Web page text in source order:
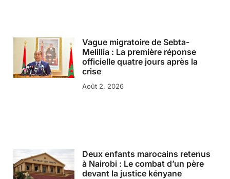
Vague migratoire de Sebta-
Melillia : La première réponse
officielle quatre jours après la
crise
Août 2, 2026
Deux enfants marocains retenus
à Nairobi : Le combat d’un père
devant la justice kényane